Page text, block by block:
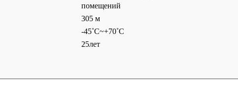
помещений
305 м
-45˚C~+70˚C
25лет